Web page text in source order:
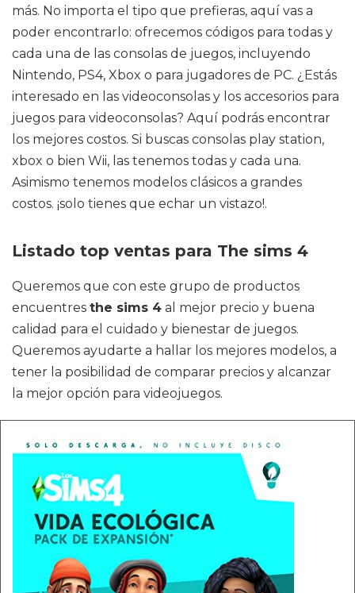
más. No importa el tipo que prefieras, aquí vas a
poder encontrarlo: ofrecemos códigos para todas y
cada una de las consolas de juegos, incluyendo
Nintendo, PS4, Xbox o para jugadores de PC. ¿Estás
interesado en las videoconsolas y los accesorios para
juegos para videoconsolas? Aquí podrás encontrar
los mejores costos. Si buscas consolas play station,
xbox o bien Wii, las tenemos todas y cada una.
Asimismo tenemos modelos clásicos a grandes
costos. ¡solo tienes que echar un vistazo!.
Listado top ventas para The sims 4
Queremos que con este grupo de productos
encuentres the sims 4 al mejor precio y buena
calidad para el cuidado y bienestar de juegos.
Queremos ayudarte a hallar los mejores modelos, a
tener la posibilidad de comparar precios y alcanzar
la mejor opción para videojuegos.